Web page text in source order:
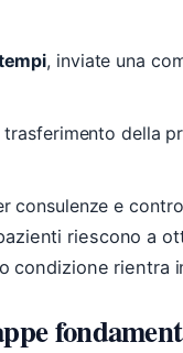
, inviate una
trasferimento della
consulenze e
riescono a
condizione rientra